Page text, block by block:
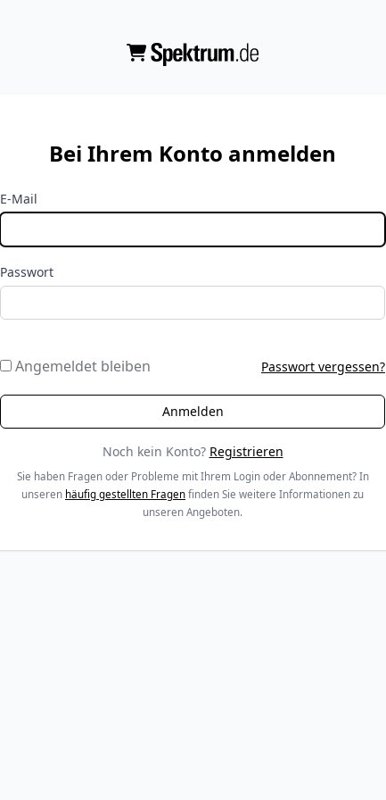
Bei Ihrem Konto anmelden
E-Mail
Passwort
Angemeldet bleiben Passwort vergessen?
Noch kein Konto? Registrieren
Sie haben Fragen oder Probleme mit Ihrem Login oder Abonnement? In
unseren häufig gestellten Fragen finden Sie weitere Informationen zu
unseren Angeboten.